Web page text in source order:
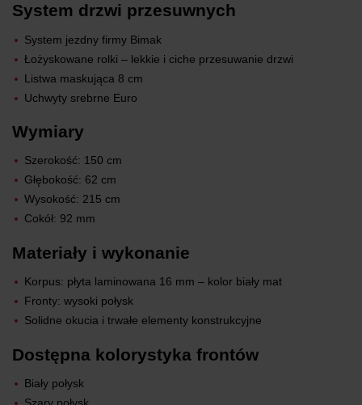
System drzwi przesuwnych
System jezdny firmy Bimak
Łożyskowane rolki – lekkie i ciche przesuwanie drzwi
Listwa maskująca 8 cm
Uchwyty srebrne Euro
Wymiary
Szerokość: 150 cm
Głębokość: 62 cm
Wysokość: 215 cm
Cokół: 92 mm
Materiały i wykonanie
Korpus: płyta laminowana 16 mm – kolor biały mat
Fronty: wysoki połysk
Solidne okucia i trwałe elementy konstrukcyjne
Dostępna kolorystyka frontów
Biały połysk